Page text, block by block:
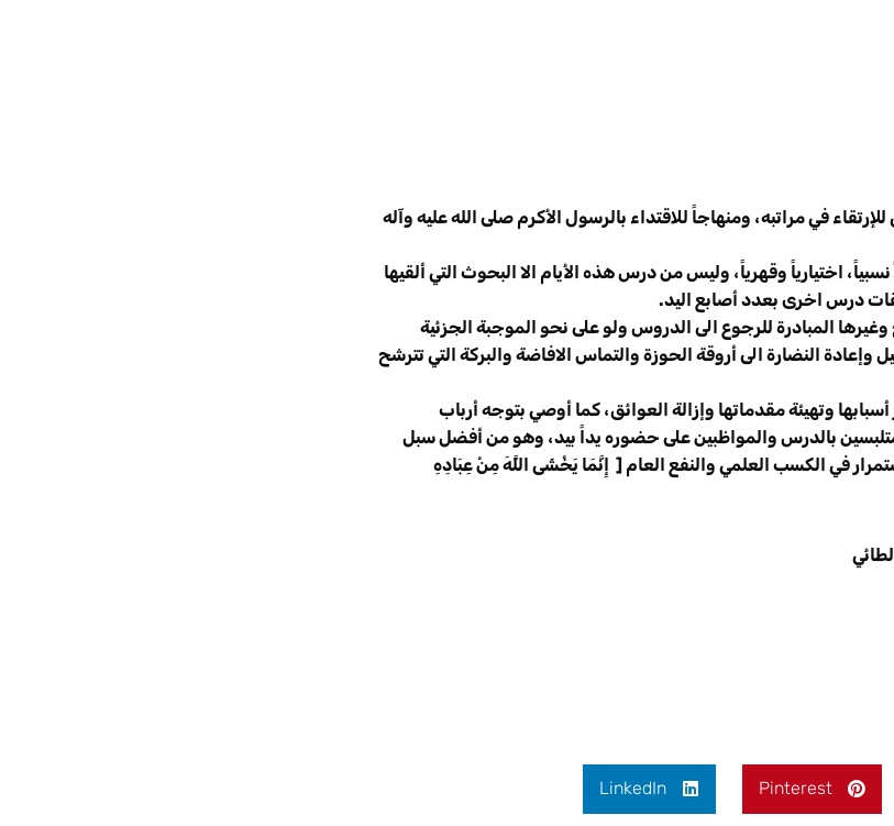
في مراتبه، ومنهاجاً للاقتداء بالرسول الأكرم صلى الله عليه وآله
اختيارياً وقهرياً، وليس من درس هذه الأيام الا البحوث التي ألقيها
درس اخرى بعدد أصابع اليد.
المبادرة للرجوع الى الدروس ولو على نحو الموجبة الجزئية
النضارة الى أروقة الحوزة والتماس الافاضة والبركة التي تترشح
وتهيئة مقدماتها وإزالة العوائق، كما أوصي بتوجه أرباب
بالدرس والمواظبين على حضوره يداً بيد، وهو من أفضل سبل
في الكسب العلمي والنفع العام [ إِنَّمَا يَخْشَى اللَّهَ مِنْ عِبَادِهِ
Pinterest
LinkedIn